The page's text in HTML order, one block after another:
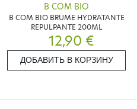
B COM BIO
B COM BIO BRUME HYDRATANTE
REPULPANTE 200ML
12,90 €
ДОБАВИТЬ В КОРЗИНУ